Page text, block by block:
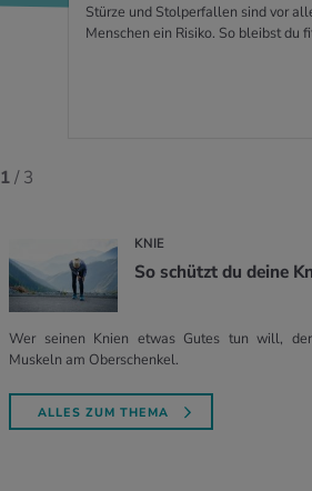
Stürze und Stolperfallen sind vor
Menschen ein Risiko. So bleibst du
1/ 3
KNIE
So schützt du deine
Wer seinen Knien etwas Gutes tun will,
Muskeln am Oberschenkel.
ALLES ZUM THEMA